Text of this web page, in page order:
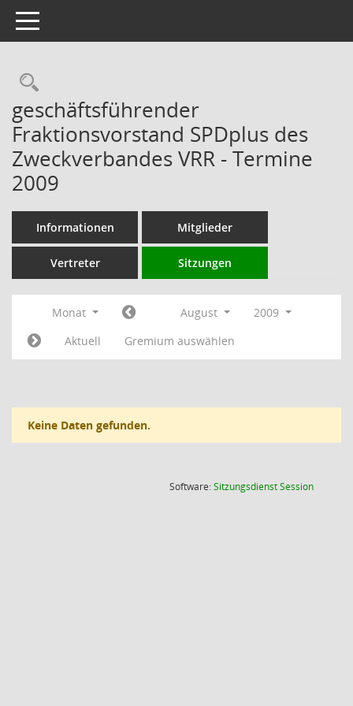
Toggle navigation
Rechercheauswahl
geschäftsführender
Fraktionsvorstand SPDplus des
Zweckverbandes VRR - Termine
2009
Informationen Mitglieder
Vertreter Sitzungen
Monat August
2009
Aktuell
Gremium auswählen
Keine Daten gefunden.
Software:SitzungsdienstSession(Wird in